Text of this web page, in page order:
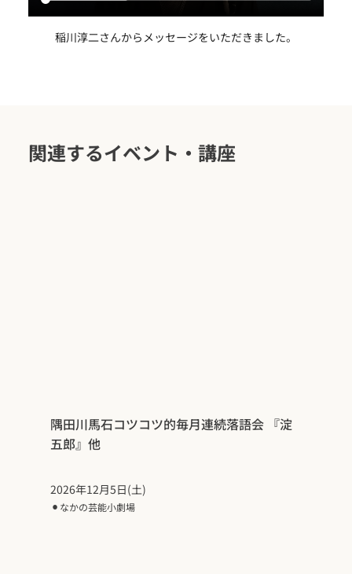
稲川淳二さんからメッセージをいただきました。
隅田川馬石コツコツ的毎月連続落語会 『淀
五郎』他
2026年12月5日(土)
なかの芸能小劇場
⚫︎
関連するイベント・講座